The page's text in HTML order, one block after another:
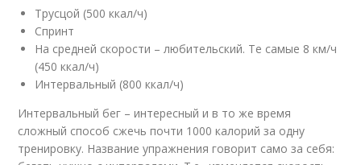
Трусцой (500 ккал/ч)
Спринт
На средней скорости – любительский. Те самые 8 км/ч
(450 ккал/ч)
Интервальный (800 ккал/ч)
Интервальный бег – интересный и в то же время
сложный способ сжечь почти 1000 калорий за одну
тренировку. Название упражнения говорит само за себя: